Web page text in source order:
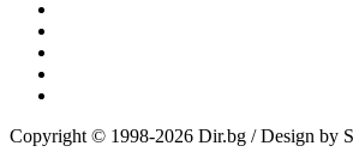
Copyright © 1998-2026 Dir.bg / Design by